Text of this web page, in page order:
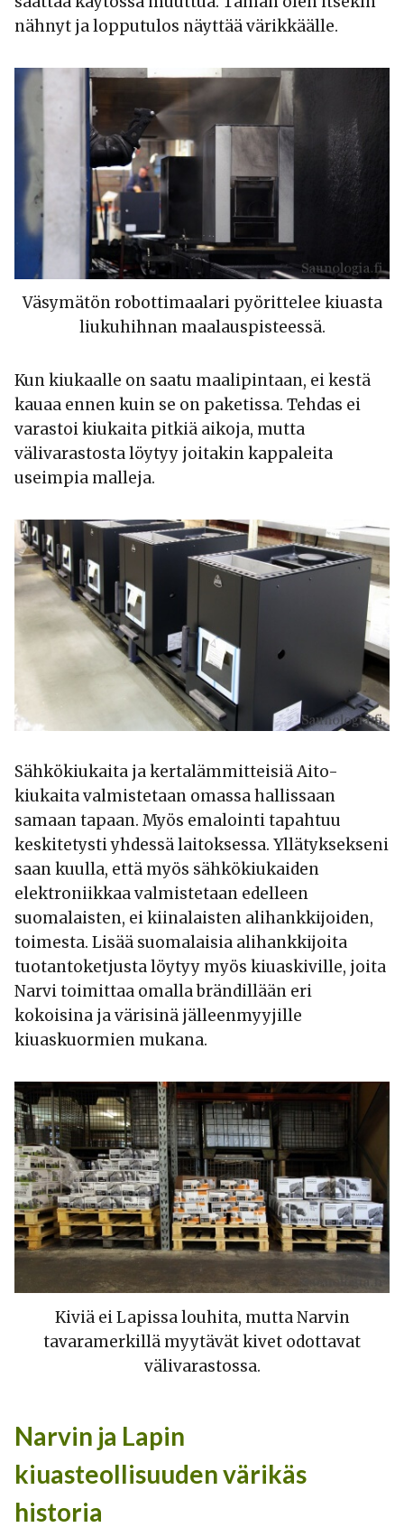
nähnyt ja lopputulos näyttää värikkäälle.
Väsymätön robottimaalari pyörittelee kiuasta
liukuhihnan maalauspisteessä.
Kun kiukaalle on saatu maalipintaan, ei kestä
kauaa ennen kuin se on paketissa. Tehdas ei
varastoi kiukaita pitkiä aikoja, mutta
välivarastosta löytyy joitakin kappaleita
useimpia malleja.
Sähkökiukaita ja kertalämmitteisiä Aito-
kiukaita valmistetaan omassa hallissaan
samaan tapaan. Myös emalointi tapahtuu
keskitetysti yhdessä laitoksessa. Yllätyksekseni
saan kuulla, että myös sähkökiukaiden
elektroniikkaa valmistetaan edelleen
suomalaisten, ei kiinalaisten alihankkijoiden,
toimesta. Lisää suomalaisia alihankkijoita
tuotantoketjusta löytyy myös kiuaskiville, joita
Narvi toimittaa omalla brändillään eri
kokoisina ja värisinä jälleenmyyjille
kiuaskuormien mukana.
Kiviä ei Lapissa louhita, mutta Narvin
tavaramerkillä myytävät kivet odottavat
välivarastossa.
Narvin ja Lapin
kiuasteollisuuden värikäs
historia